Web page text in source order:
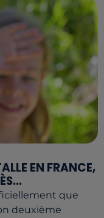
EN FRANCE,
que
deuxième